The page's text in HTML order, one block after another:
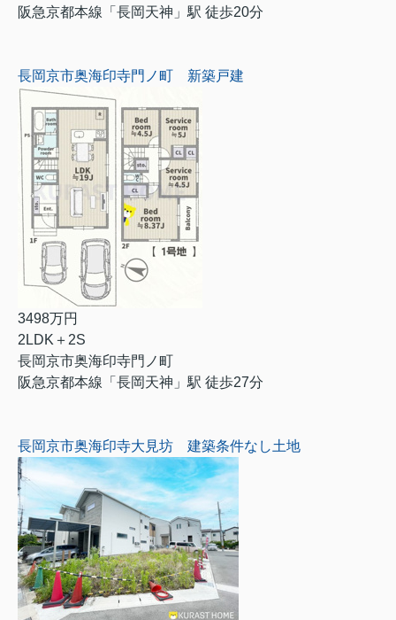
阪急京都本線「長岡天神」駅 徒歩20分
長岡京市奥海印寺門ノ町 新築戸建
3498万円
2LDK＋2S
長岡京市奥海印寺門ノ町
阪急京都本線「長岡天神」駅 徒歩27分
長岡京市奥海印寺大見坊 建築条件なし土地